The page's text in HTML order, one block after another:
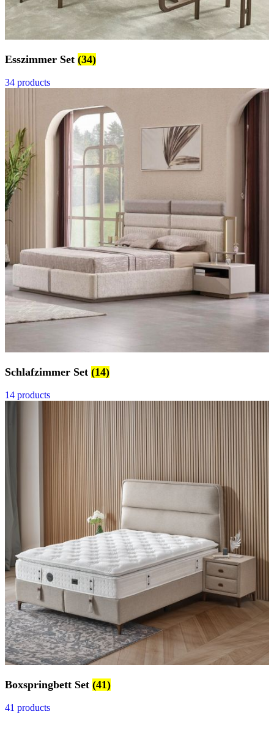
Esszimmer Set (34)
34 products
Schlafzimmer Set (14)
14 products
Boxspringbett Set (41)
41 products